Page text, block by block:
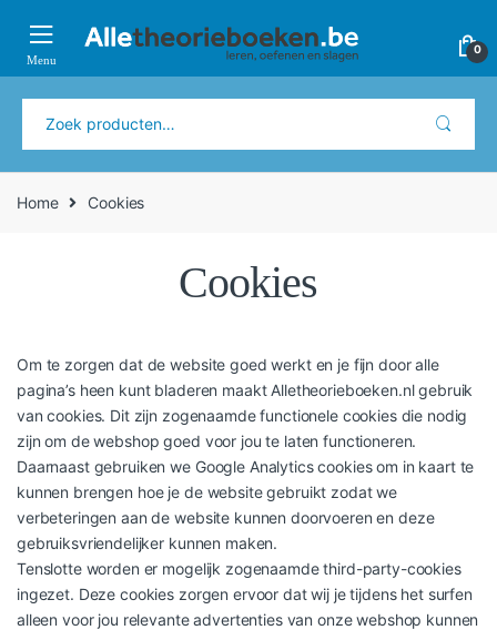
naar
navigatie
naar
0
naar:
Home Cookies
Cookies
Om te zorgen dat de website goed werkt en je fijn door alle
pagina’s heen kunt bladeren maakt Alletheorieboeken.nl gebruik
van cookies. Dit zijn zogenaamde functionele cookies die nodig
zijn om de webshop goed voor jou te laten functioneren.
Daarnaast gebruiken we Google Analytics cookies om in kaart te
kunnen brengen hoe je de website gebruikt zodat we
verbeteringen aan de website kunnen doorvoeren en deze
gebruiksvriendelijker kunnen maken.
Tenslotte worden er mogelijk zogenaamde third-party-cookies
ingezet. Deze cookies zorgen ervoor dat wij je tijdens het surfen
alleen voor jou relevante advertenties van onze webshop kunnen